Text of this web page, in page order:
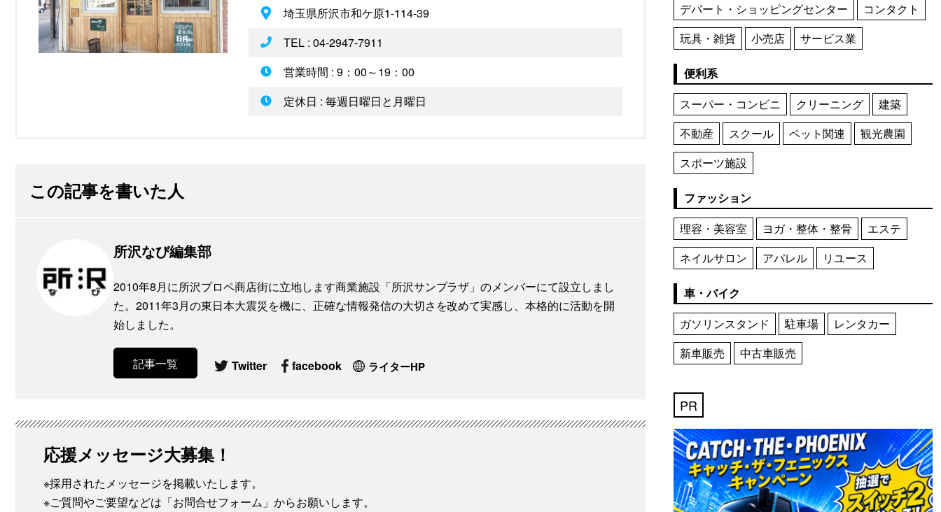
埼玉県所沢市和ケ原1-114-39
TEL : 04-2947-7911
営業時間 : 9：00～19：00
定休日 : 毎週日曜日と月曜日
この記事を書いた人
所沢なび編集部
2010年8月に所沢プロペ商店街に立地します商業施設「所沢サンプラザ」のメンバーにて設立しまし
た。2011年3月の東日本大震災を機に、正確な情報発信の大切さを改めて実感し、本格的に活動を開
始しました。
記事一覧 Twitter facebook ライターHP
応援メッセージ大募集！
※採用されたメッセージを掲載いたします。
※ご質問やご要望などは「お問合せフォーム」からお願いします。
デパート・ショッピングセンター
コンタクト
玩具・雑貨
小売店 サービス業
便利系
スーパー・コンビニ
クリーニング
建築
不動産
スクール ペット関連
観光農園
スポーツ施設
ファッション
理容・美容室
ヨガ・整体・整骨
エステ
ネイルサロン
アパレル リユース
車・バイク
ガソリンスタンド
駐車場
レンタカー
新車販売
中古車販売
PR